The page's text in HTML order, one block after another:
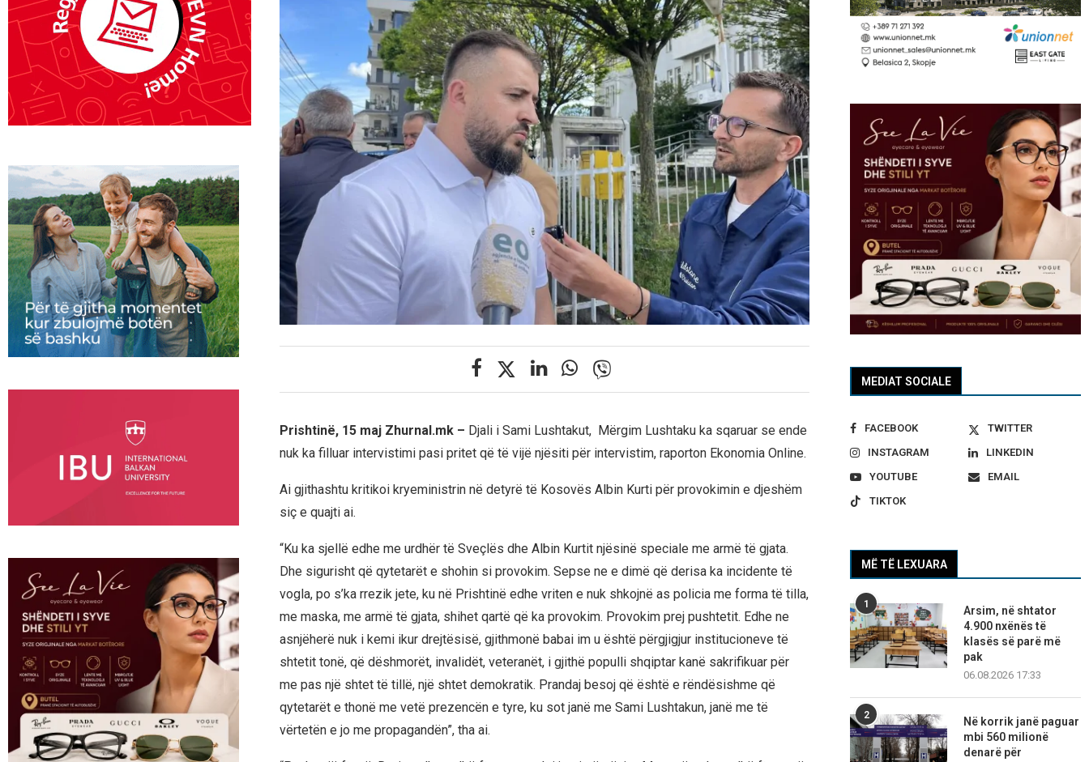
Prishtinë, 15 maj Zhurnal.mk – Djali i Sami Lushtakut, Mërgim Lushtaku ka sqaruar se ende
nuk ka filluar intervistimi pasi pritet që të vijë njësiti për intervistim, raporton Ekonomia Online.
Ai gjithashtu kritikoi kryeministrin në detyrë të Kosovës Albin Kurti për provokimin e djeshëm
siç e quajti ai.
“Ku ka sjellë edhe me urdhër të Sveçlës dhe Albin Kurtit njësinë speciale me armë të gjata.
Dhe sigurisht që qytetarët e shohin si provokim. Sepse ne e dimë që derisa ka incidente të
vogla, po s’ka rrezik jete, ku në Prishtinë edhe vriten e nuk shkojnë as policia me forma të tilla,
me maska, me armë të gjata, shihet qartë që ka provokim. Provokim prej pushtetit. Edhe ne
asnjëherë nuk i kemi ikur drejtësisë, gjithmonë babai im u është përgjigjur institucioneve të
shtetit tonë, që dëshmorët, invalidët, veteranët, i gjithë populli shqiptar kanë sakrifikuar për
me pas një shtet të tillë, një shtet demokratik. Prandaj besoj që është e rëndësishme që
qytetarët e thonë me vetë prezencën e tyre, ku sot janë me Sami Lushtakun, janë me të
vërtetën e jo me propagandën”, tha ai.
MEDIAT SOCIALE
FACEBOOK
TWITTER
INSTAGRAM
LINKEDIN
YOUTUBE
EMAIL
TIKTOK
MË TË LEXUARA
1
Arsim, në shtator
4.900 nxënës të
klasës së parë më
pak
06.08.2026 17:33
2
Në korrik janë paguar
mbi 560 milionë
denarë për